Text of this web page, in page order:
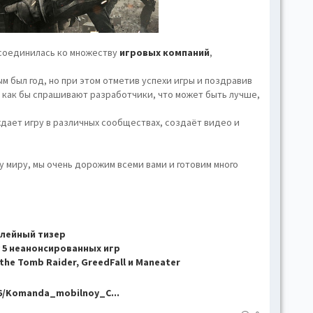
ко множеству игровых компаний,
год, но при этом отметив успехи игры и поздравив
бы спрашивают разработчики, что может быть лучше,
игру в различных сообществах, создаёт видео и
мы очень дорожим всеми вами и готовим много
тизер
неанонсированных игр
Tomb Raider, GreedFall и Maneater